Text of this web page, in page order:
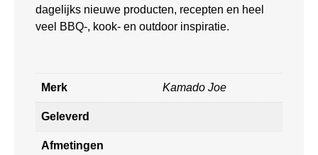
dagelijks nieuwe producten, recepten en heel
veel BBQ-, kook- en outdoor inspiratie.
Merk Kamado Joe
Geleverd
Afmetingen